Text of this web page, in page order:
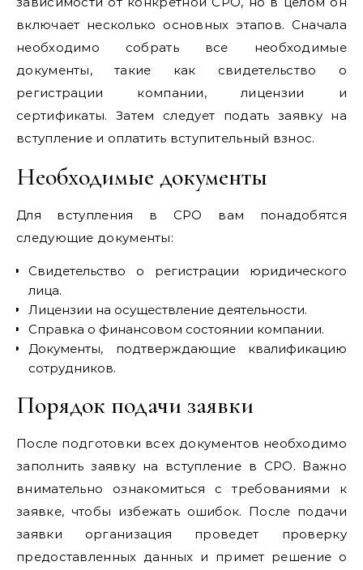
включает несколько основных этапов. Сначала
необходимо собрать все необходимые
документы, такие как свидетельство о
регистрации компании, лицензии и
сертификаты. Затем следует подать заявку на
вступление и оплатить вступительный взнос.
Необходимые документы
Для вступления в СРО вам понадобятся
следующие документы:
Свидетельство о регистрации юридического
лица.
Лицензии на осуществление деятельности.
Справка о финансовом состоянии компании.
Документы, подтверждающие квалификацию
сотрудников.
Порядок подачи заявки
После подготовки всех документов необходимо
заполнить заявку на вступление в СРО. Важно
внимательно ознакомиться с требованиями к
заявке, чтобы избежать ошибок. После подачи
заявки организация проведет проверку
предоставленных данных и примет решение о